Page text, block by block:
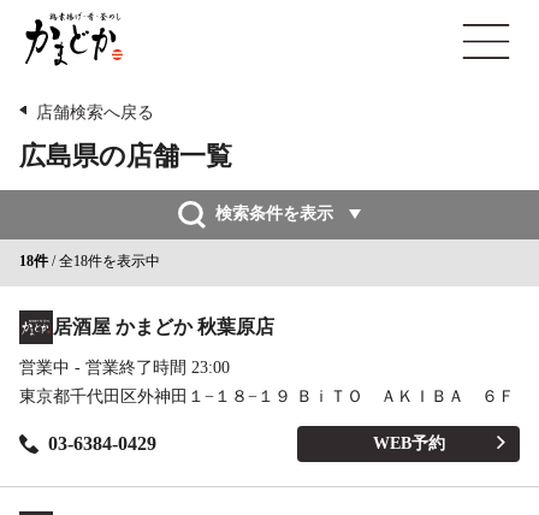
鶏
素
げ・
肴・
釜
か
ま
ど
か
open
店舗検索へ戻る
広島県の店舗一覧
検索条件を表示
18件 / 全18件を表示中
居酒屋 かまどか 秋葉原店
営業中 - 営業終了時間 23:00
東京都千代田区外神田１−１８−１９ ＢｉＴＯ ＡＫＩＢＡ ６Ｆ
03-6384-0429 WEB予約